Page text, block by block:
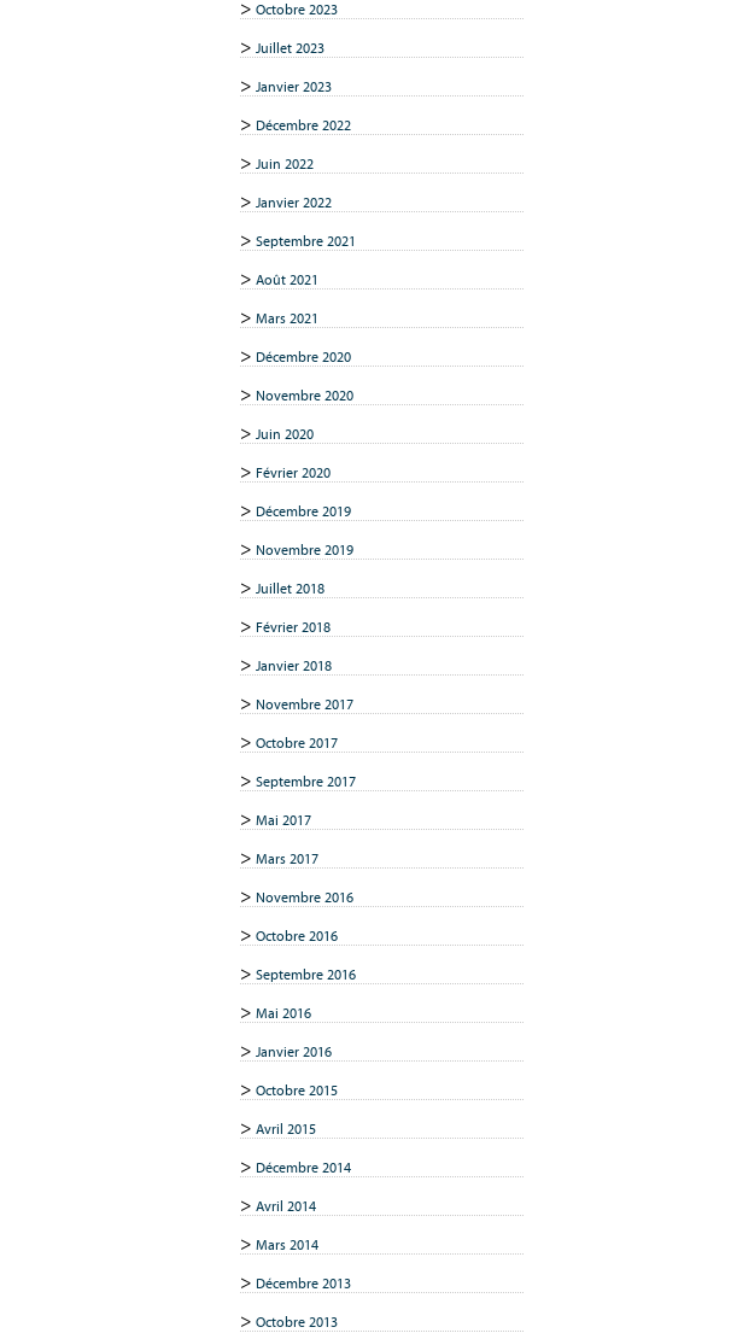
Octobre 2023
Juillet 2023
Janvier 2023
Décembre 2022
Juin 2022
Janvier 2022
Septembre 2021
Août 2021
Mars 2021
Décembre 2020
Novembre 2020
Juin 2020
Février 2020
Décembre 2019
Novembre 2019
Juillet 2018
Février 2018
Janvier 2018
Novembre 2017
Octobre 2017
Septembre 2017
Mai 2017
Mars 2017
Novembre 2016
Octobre 2016
Septembre 2016
Mai 2016
Janvier 2016
Octobre 2015
Avril 2015
Décembre 2014
Avril 2014
Mars 2014
Décembre 2013
Octobre 2013